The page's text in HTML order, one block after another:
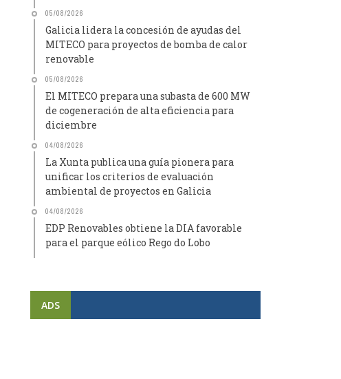
05/08/2026
Galicia lidera la concesión de ayudas del
MITECO para proyectos de bomba de calor
renovable
05/08/2026
El MITECO prepara una subasta de 600 MW
de cogeneración de alta eficiencia para
diciembre
04/08/2026
La Xunta publica una guía pionera para
unificar los criterios de evaluación
ambiental de proyectos en Galicia
04/08/2026
EDP Renovables obtiene la DIA favorable
para el parque eólico Rego do Lobo
ADS